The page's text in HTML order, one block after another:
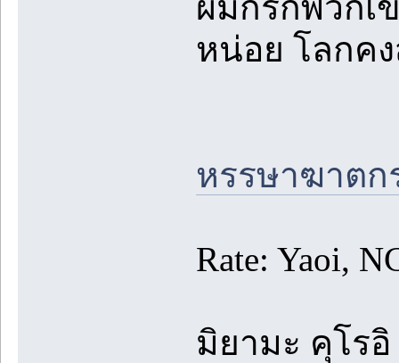
หน่อย โลกค
หรรษาฆาตก
Rate: Yaoi,
มิยามะ คุโร